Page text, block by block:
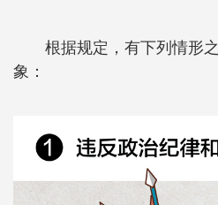
根据规定，有下列情形
象：